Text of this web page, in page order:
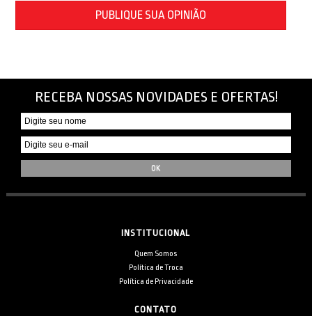
PUBLIQUE SUA OPINIÃO
RECEBA NOSSAS NOVIDADES E OFERTAS!
INSTITUCIONAL
Quem Somos
Política de Troca
Política de Privacidade
CONTATO